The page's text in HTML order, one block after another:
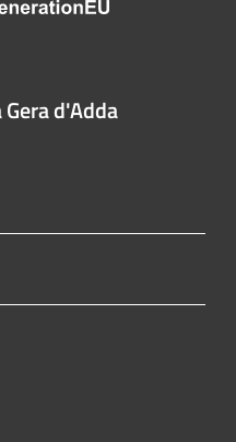
d'Adda